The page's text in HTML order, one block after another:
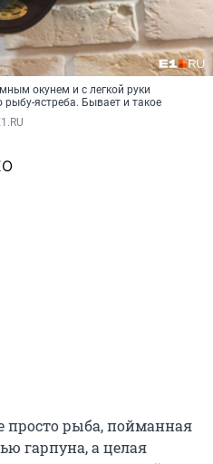
окунем и с легкой руки
рыбу-ястреба. Бывает и такое
рыба, пойманная
гарпуна, а целая